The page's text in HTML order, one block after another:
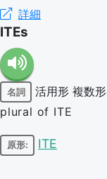
詳細
ITEs
名詞 活用形 複数形
plural of ITE
原形: ITE